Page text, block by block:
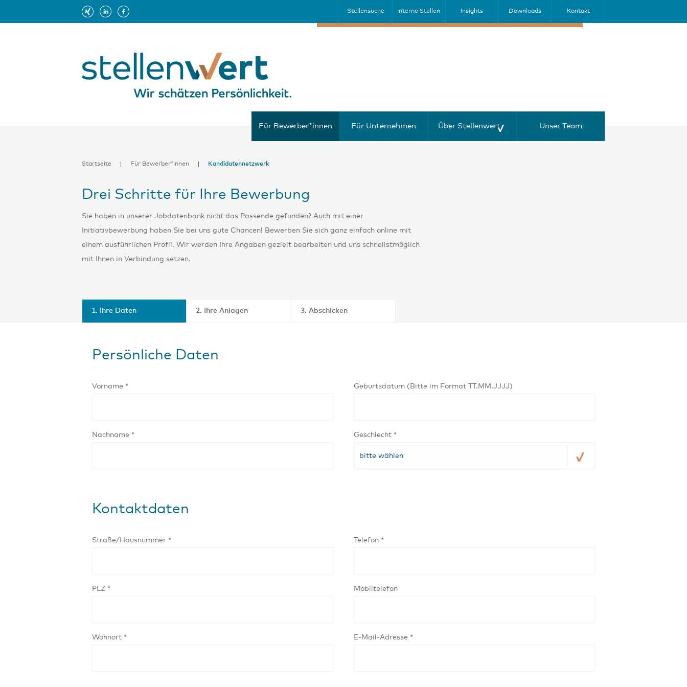
Stellensuche Interne Stellen Insights Downloads Kontakt
Für Bewerber*innen Für Unternehmen Über Stellenwert Unser Team
Startseite Für Bewerber*innen Kandidatennetzwerk
Drei Schritte für Ihre Bewerbung
Sie haben in unserer Jobdatenbank nicht das Passende gefunden? Auch mit einer
Initiativbewerbung haben Sie bei uns gute Chancen! Bewerben Sie sich ganz einfach online mit
einem ausführlichen Profil. Wir werden Ihre Angaben gezielt bearbeiten und uns schnellstmöglich
mit Ihnen in Verbindung setzen.
1. Ihre Daten 2. Ihre Anlagen 3. Abschicken
Persönliche Daten
Vorname *
Nachname *
Geburtsdatum (Bitte im Format TT.MM.JJJJ)
Geschlecht *
bitte wählen
Kontaktdaten
Straße/Hausnummer *
PLZ *
Wohnort *
Telefon *
Mobiltelefon
E-Mail-Adresse *